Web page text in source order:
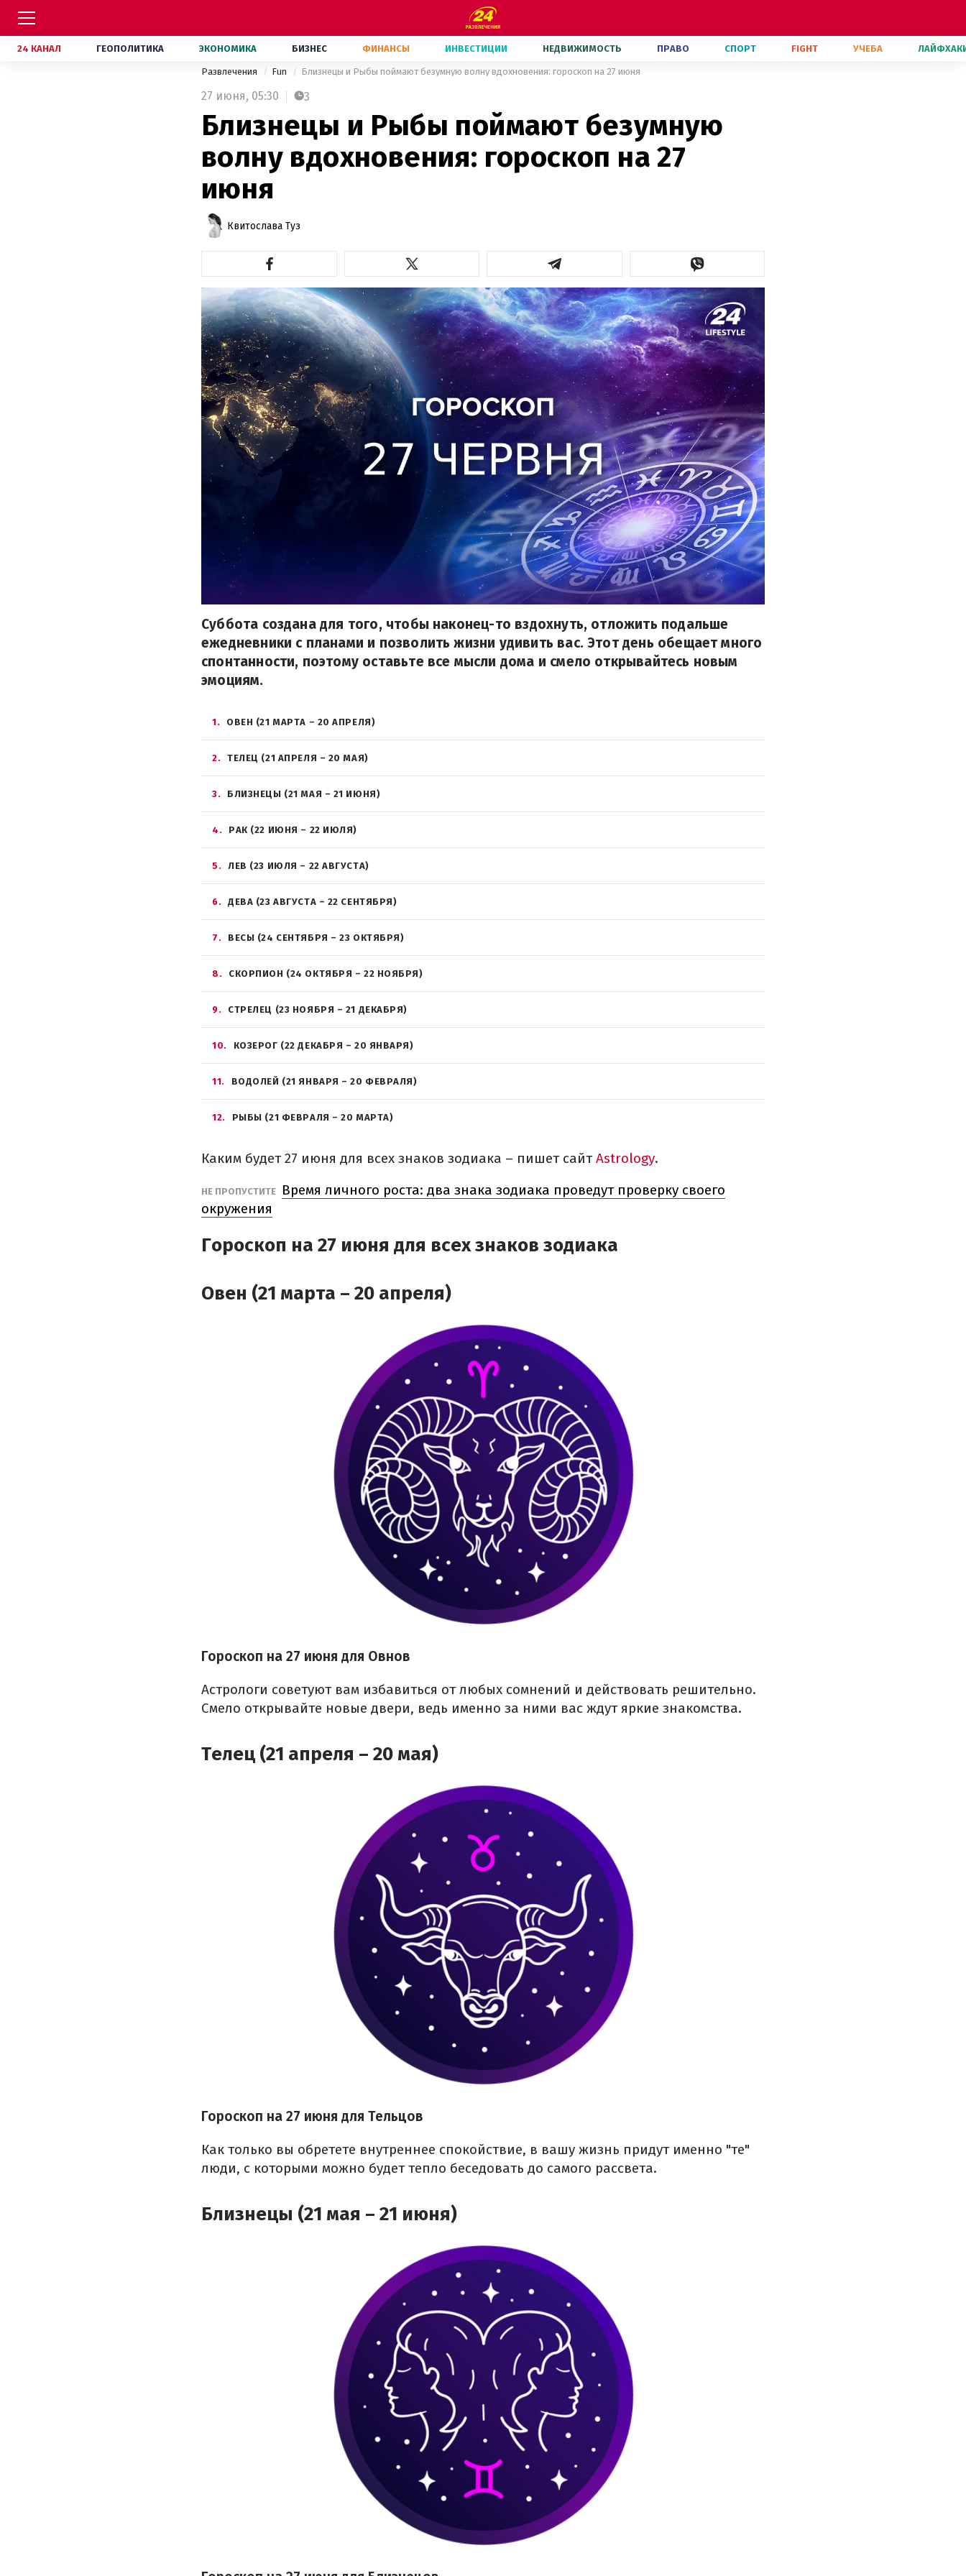
24 КАНАЛ ГЕОПОЛИТИКА ЭКОНОМИКА БИЗНЕС ФИНАНСЫ ИНВЕСТИЦИИ НЕДВИЖИМОСТЬ ПРАВО СПОРТ FIGHT УЧЕБА
Развлечения Fun Близнецы и Рыбы поймают безумную волну вдохновения: гороскоп на 27 июня
27 июня, 05:30 3
Близнецы и Рыбы поймают безумную
волну вдохновения: гороскоп на 27
июня
Квитослава Туз
Суббота создана для того, чтобы наконец-то вздохнуть, отложить подальше
ежедневники с планами и позволить жизни удивить вас. Этот день обещает много
спонтанности, поэтому оставьте все мысли дома и смело открывайтесь новым
эмоциям.
1 ОВЕН (21 МАРТА – 20 АПРЕЛЯ)
2 ТЕЛЕЦ (21 АПРЕЛЯ – 20 МАЯ)
3 БЛИЗНЕЦЫ (21 МАЯ – 21 ИЮНЯ)
4 РАК (22 ИЮНЯ – 22 ИЮЛЯ)
5 ЛЕВ (23 ИЮЛЯ – 22 АВГУСТА)
6 ДЕВА (23 АВГУСТА – 22 СЕНТЯБРЯ)
7 ВЕСЫ (24 СЕНТЯБРЯ – 23 ОКТЯБРЯ)
8 СКОРПИОН (24 ОКТЯБРЯ – 22 НОЯБРЯ)
9 СТРЕЛЕЦ (23 НОЯБРЯ – 21 ДЕКАБРЯ)
10 КОЗЕРОГ (22 ДЕКАБРЯ – 20 ЯНВАРЯ)
11 ВОДОЛЕЙ (21 ЯНВАРЯ – 20 ФЕВРАЛЯ)
12 РЫБЫ (21 ФЕВРАЛЯ – 20 МАРТА)
Каким будет 27 июня для всех знаков зодиака – пишет сайтAstrology.
НЕ ПРОПУСТИТЕ
Время личного роста: два знака зодиака проведут проверку своего
окружения
Гороскоп на 27 июня для всех знаков зодиака
Овен (21 марта – 20 апреля)
Гороскоп на 27 июня для Овнов
Астрологи советуют вам избавиться от любых сомнений и действовать решительно.
Смело открывайте новые двери, ведь именно за ними вас ждут яркие знакомства.
Телец (21 апреля – 20 мая)
Гороскоп на 27 июня для Тельцов
Как только вы обретете внутреннее спокойствие, в вашу жизнь придут именно "те"
люди, с которыми можно будет тепло беседовать до самого рассвета.
Близнецы (21 мая – 21 июня)